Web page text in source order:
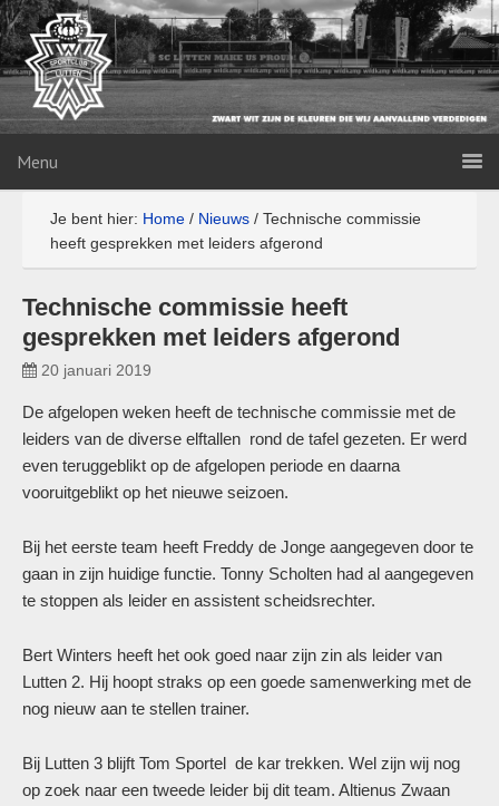
Menu
Je bent hier: Home / Nieuws / Technische commissie
heeft gesprekken met leiders afgerond
Technische commissie heeft
gesprekken met leiders afgerond
20 januari 2019
De afgelopen weken heeft de technische commissie met de
leiders van de diverse elftallen rond de tafel gezeten. Er werd
even teruggeblikt op de afgelopen periode en daarna
vooruitgeblikt op het nieuwe seizoen.
Bij het eerste team heeft Freddy de Jonge aangegeven door te
gaan in zijn huidige functie. Tonny Scholten had al aangegeven
te stoppen als leider en assistent scheidsrechter.
Bert Winters heeft het ook goed naar zijn zin als leider van
Lutten 2. Hij hoopt straks op een goede samenwerking met de
nog nieuw aan te stellen trainer.
Bij Lutten 3 blijft Tom Sportel de kar trekken. Wel zijn wij nog
op zoek naar een tweede leider bij dit team. Altienus Zwaan